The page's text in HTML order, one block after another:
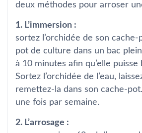
deux méthodes pour arroser
1. L’immersion :
sortez l’orchidée de son
pot de culture dans un bac
à 10 minutes afin qu’elle puisse
Sortez l’orchidée de l’eau,
remettez-la dans son cache-
une fois par semaine.
2. L’arrosage :